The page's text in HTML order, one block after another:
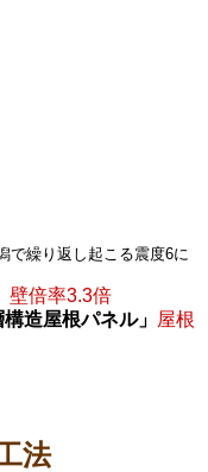
で繰り返し起こる震度6に
壁倍率3.3倍
構造屋根パネル」 屋根
法